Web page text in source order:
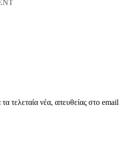
τελεταία νέα, απευθείας στο email